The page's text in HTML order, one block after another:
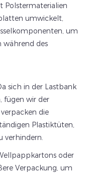
Polstermaterialien
umwickelt,
um
während des
sich in der Lastbank
fügen wir der
die
Plastiktüten,
verhindern.
oder
Verpackung, um